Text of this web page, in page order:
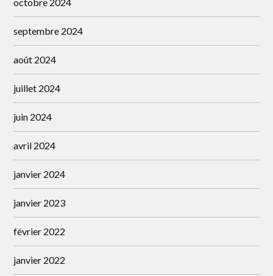
septembre 2024
août 2024
juillet 2024
juin 2024
avril 2024
janvier 2024
janvier 2023
février 2022
janvier 2022